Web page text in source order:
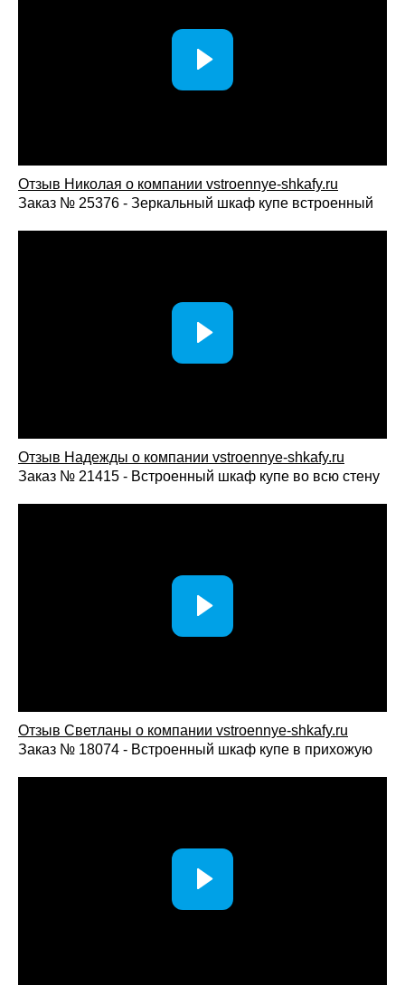
Отзыв Николая о компании vstroennye-shkafy.ru
Заказ № 25376 - Зеркальный шкаф купе встроенный
Отзыв Надежды о компании vstroennye-shkafy.ru
Заказ № 21415 - Встроенный шкаф купе во всю стену
Отзыв Светланы о компании vstroennye-shkafy.ru
Заказ № 18074 - Встроенный шкаф купе в прихожую